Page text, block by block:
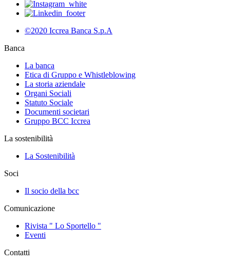
©2020 Iccrea Banca S.p.A
Banca
La banca
Etica di Gruppo e Whistleblowing
La storia aziendale
Organi Sociali
Statuto Sociale
Documenti societari
Gruppo BCC Iccrea
La sostenibilità
La Sostenibilità
Soci
Il socio della bcc
Comunicazione
Rivista " Lo Sportello "
Eventi
Contatti